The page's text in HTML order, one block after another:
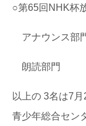
○第65回NHK杯
アナウンス
朗読部門
以上の 3名は7
青少年総合セン